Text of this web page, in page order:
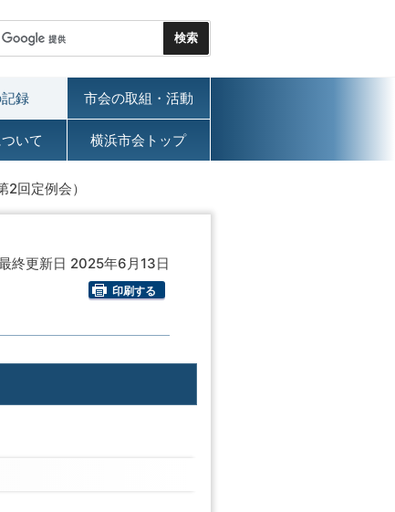
録 市会の取組・活動
いて 横浜市会トップ
回定例会）
終更新日 2025年6月13日
印刷する